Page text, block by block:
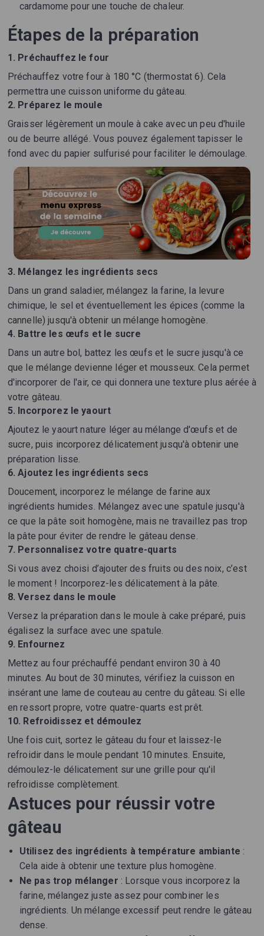
cardamome pour une touche de chaleur.
Étapes de la préparation
1. Préchauffez le four
Préchauffez votre four à 180 °C (thermostat 6). Cela
permettra une cuisson uniforme du gâteau.
2. Préparez le moule
Graisser légèrement un moule à cake avec un peu d'huile
ou de beurre allégé. Vous pouvez également tapisser le
fond avec du papier sulfurisé pour faciliter le démoulage.
3. Mélangez les ingrédients secs
Dans un grand saladier, mélangez la farine, la levure
chimique, le sel et éventuellement les épices (comme la
cannelle) jusqu'à obtenir un mélange homogène.
4. Battre les œufs et le sucre
Dans un autre bol, battez les œufs et le sucre jusqu'à ce
que le mélange devienne léger et mousseux. Cela permet
d'incorporer de l'air, ce qui donnera une texture plus aérée à
votre gâteau.
5. Incorporez le yaourt
Ajoutez le yaourt nature léger au mélange d'œufs et de
sucre, puis incorporez délicatement jusqu'à obtenir une
préparation lisse.
6. Ajoutez les ingrédients secs
Doucement, incorporez le mélange de farine aux
ingrédients humides. Mélangez avec une spatule jusqu'à
ce que la pâte soit homogène, mais ne travaillez pas trop
la pâte pour éviter de rendre le gâteau dense.
7. Personnalisez votre quatre-quarts
Si vous avez choisi d’ajouter des fruits ou des noix, c’est
le moment ! Incorporez-les délicatement à la pâte.
8. Versez dans le moule
Versez la préparation dans le moule à cake préparé, puis
égalisez la surface avec une spatule.
9. Enfournez
Mettez au four préchauffé pendant environ 30 à 40
minutes. Au bout de 30 minutes, vérifiez la cuisson en
insérant une lame de couteau au centre du gâteau. Si elle
en ressort propre, votre quatre-quarts est prêt.
10. Refroidissez et démoulez
Une fois cuit, sortez le gâteau du four et laissez-le
refroidir dans le moule pendant 10 minutes. Ensuite,
démoulez-le délicatement sur une grille pour qu'il
refroidisse complètement.
Astuces pour réussir votre
gâteau
Utilisez des ingrédients à température ambiante :
Cela aide à obtenir une texture plus homogène.
Ne pas trop mélanger : Lorsque vous incorporez la
farine, mélangez juste assez pour combiner les
ingrédients. Un mélange excessif peut rendre le gâteau
dense.